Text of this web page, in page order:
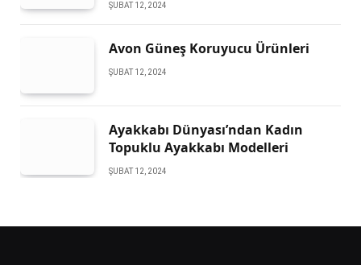
ŞUBAT 12, 2024
Avon Güneş Koruyucu Ürünleri
ŞUBAT 12, 2024
Ayakkabı Dünyası’ndan Kadın
Topuklu Ayakkabı Modelleri
ŞUBAT 12, 2024